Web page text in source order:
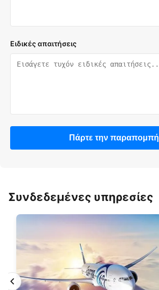
Ειδικές απαιτήσεις
Πάρτε την παραπομπή
Συνδεδεμένες υπηρεσίες